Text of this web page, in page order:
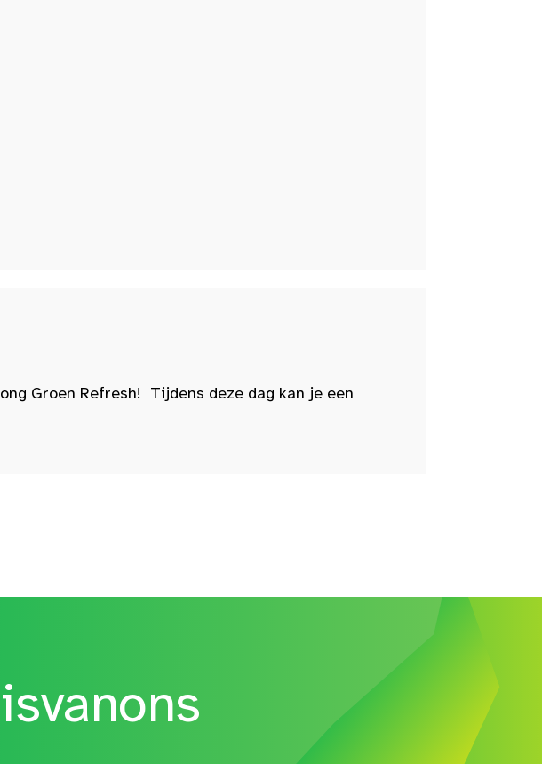
Groen Refresh! Tijdens deze dag kan je een